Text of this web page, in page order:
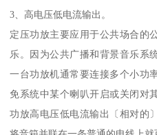
3、高电压低电流输出。
定压功放主要应用于公共场合的
乐。因为公共广播和背景音乐系
一台功放机通常要连接多个小功
免系统中某个喇叭开启或关闭对
功放高电压低电流输出〔相对的